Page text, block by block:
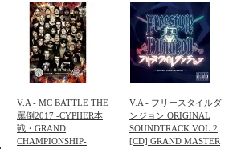
V.A - MC BATTLE THE
罵倒2017 -CYPHER本
戦・GRAND
CHAMPIONSHIP-
V.A - フリースタイルダ
ンジョン ORIGINAL
SOUNDTRACK VOL.2
[CD] GRAND MASTER